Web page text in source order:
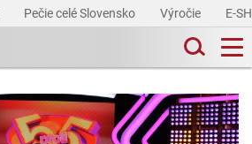
Pečie celé Slovensko Výročie E-